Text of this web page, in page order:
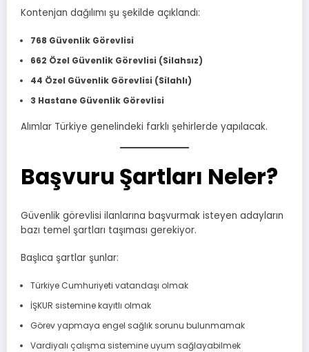
Kontenjan dağılımı şu şekilde açıklandı:
768 Güvenlik Görevlisi
662 Özel Güvenlik Görevlisi (Silahsız)
44 Özel Güvenlik Görevlisi (Silahlı)
3 Hastane Güvenlik Görevlisi
Alımlar Türkiye genelindeki farklı şehirlerde yapılacak.
Başvuru Şartları Neler?
Güvenlik görevlisi ilanlarına başvurmak isteyen adayların
bazı temel şartları taşıması gerekiyor.
Başlıca şartlar şunlar:
Türkiye Cumhuriyeti vatandaşı olmak
İŞKUR sistemine kayıtlı olmak
Görev yapmaya engel sağlık sorunu bulunmamak
Vardiyalı çalışma sistemine uyum sağlayabilmek